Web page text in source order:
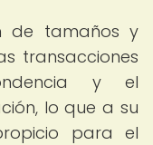
de tamaños y
transacciones
y el
lo que a su
para el